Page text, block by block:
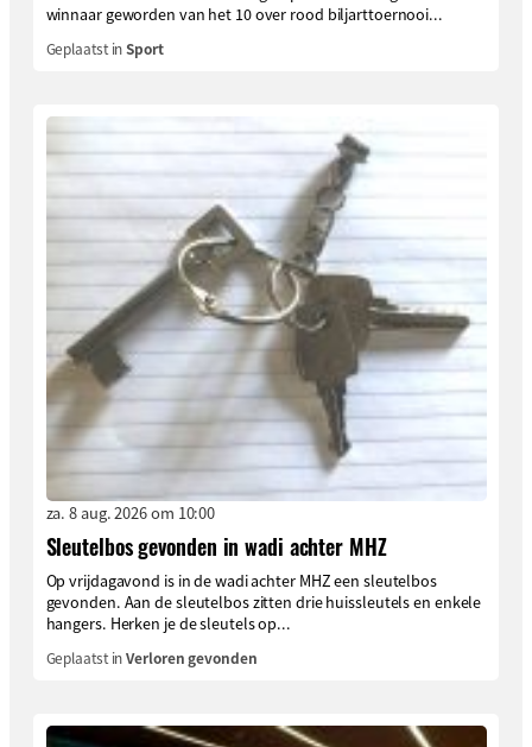
winnaar geworden van het 10 over rood biljarttoernooi...
Geplaatst inSport
za. 8 aug. 2026 om 10:00
Sleutelbos gevonden in wadi achter MHZ
Op vrijdagavond is in de wadi achter MHZ een sleutelbos
gevonden. Aan de sleutelbos zitten drie huissleutels en enkele
hangers. Herken je de sleutels op...
Geplaatst inVerloren gevonden